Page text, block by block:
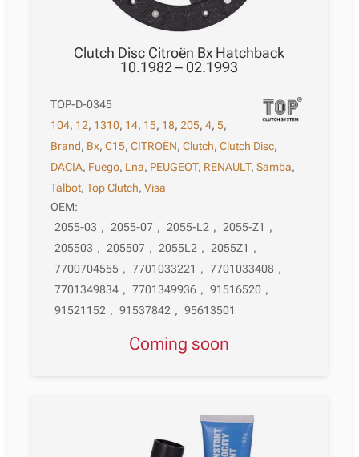
Clutch Disc Citroën Bx Hatchback
10.1982 – 02.1993
TOP-D-0345
104, 12, 1310, 14, 15, 18,205,4,5,
Brand, Bx,C15,CITROËN,Clutch,Clutch Disc,
DACIA, Fuego, Lna, PEUGEOT, RENAULT,Samba,
Talbot,Top Clutch,Visa
OEM:
2055-03 , 2055-07 , 2055-L2 , 2055-Z1 ,
205503 , 205507 , 2055L2 , 2055Z1 ,
7700704555 , 7701033221 , 7701033408 ,
7701349834 , 7701349936 , 91516520 ,
91521152 , 91537842 , 95613501
Coming soon